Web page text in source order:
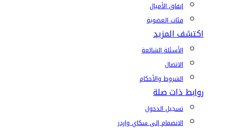
إنفاق الأميال
فئات العضوية
اكتشف المزيد
الأسئلة الشائعة
الاتصال
الشروط والأحكام
روابط ذات صلة
تسجيل الدخول
الانضمام إلى سكاي واردز